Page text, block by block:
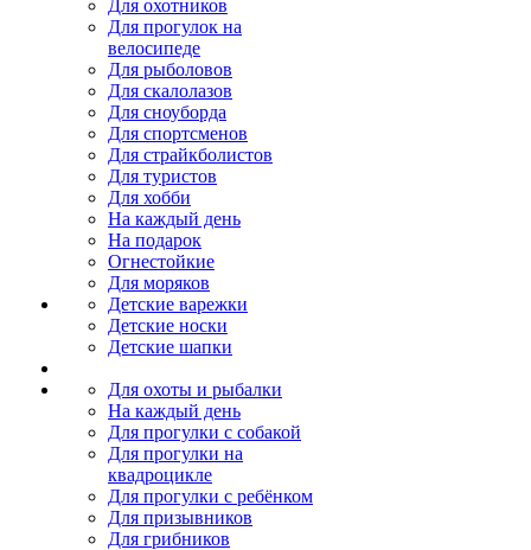
Для охотников
Для прогулок на
велосипеде
Для рыболовов
Для скалолазов
Для сноуборда
Для спортсменов
Для страйкболистов
Для туристов
Для хобби
На каждый день
На подарок
Огнестойкие
Для моряков
Детские варежки
Детские носки
Детские шапки
Для охоты и рыбалки
На каждый день
Для прогулки с собакой
Для прогулки на
квадроцикле
Для прогулки с ребёнком
Для призывников
Для грибников